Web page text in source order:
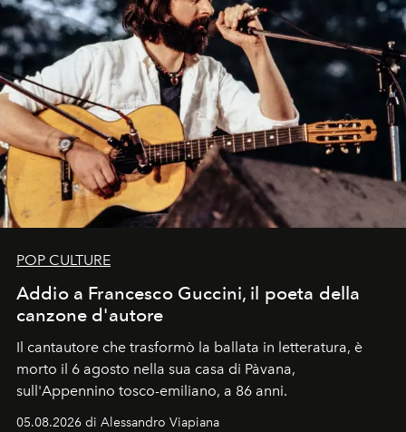
POP CULTURE
Addio a Francesco Guccini, il poeta della
canzone d'autore
Il cantautore che trasformò la ballata in letteratura, è
morto il 6 agosto nella sua casa di Pàvana,
sull'Appennino tosco-emiliano, a 86 anni.
05.08.2026 di Alessandro Viapiana